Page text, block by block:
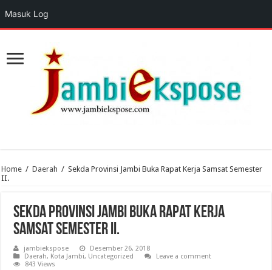
Home / Daerah / Sekda Provinsi Jambi Buka Rapat Kerja Samsat Semester
II.
Sekda Provinsi Jambi Buka Rapat Kerja
Samsat Semester II.
jambiekspose
Desember 26, 2018
Daerah, Kota Jambi, Uncategorized
Leave a comment
843 Views
Masuk Log